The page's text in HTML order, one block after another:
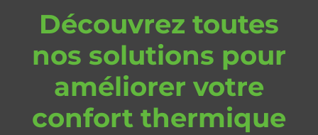
Découvrez toutes
nos solutions pour
améliorer votre
confort thermique